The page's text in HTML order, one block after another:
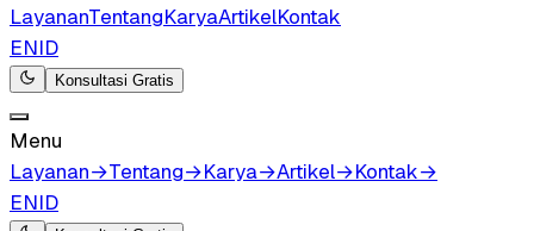
LayananTentangKaryaArtikelKontak
ENID
Konsultasi Gratis
Menu
Layanan→Tentang→Karya→Artikel→Kontak→
ENID